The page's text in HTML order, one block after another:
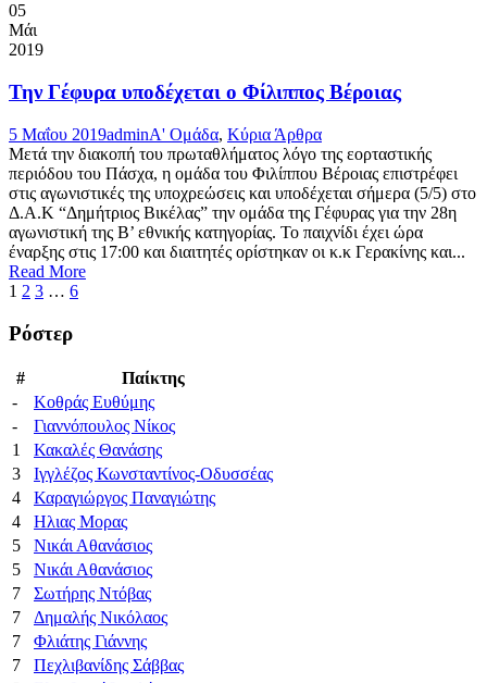
05
Μάι
2019
Την Γέφυρα υποδέχεται ο Φίλιππος Βέροιας
5 Μαΐου 2019adminΑ' Ομάδα, Κύρια Άρθρα
Μετά την διακοπή του πρωταθλήματος λόγο της εορταστικής
περιόδου του Πάσχα, η ομάδα του Φιλίππου Βέροιας επιστρέφει
στις αγωνιστικές της υποχρεώσεις και υποδέχεται σήμερα (5/5) στο
Δ.Α.Κ “Δημήτριος Βικέλας” την ομάδα της Γέφυρας για την 28η
αγωνιστική της Β’ εθνικής κατηγορίας. Το παιχνίδι έχει ώρα
έναρξης στις 17:00 και διαιτητές ορίστηκαν οι κ.κ Γερακίνης και...
Read More
1 2 3 … 6
Ρόστερ
#
Παίκτης
-
Κοθράς Ευθύμης
-
Γιαννόπουλος Νίκος
1
Κακαλές Θανάσης
3
Ιγγλέζος Κωνσταντίνος-Οδυσσέας
4
Καραγιώργος Παναγιώτης
4
Ηλιας Μορας
5
Νικάι Αθανάσιος
5
Νικάι Αθανάσιος
7
Σωτήρης Ντόβας
7
Δημαλής Νικόλαος
7
Φλιάτης Γιάννης
7
Πεχλιβανίδης Σάββας